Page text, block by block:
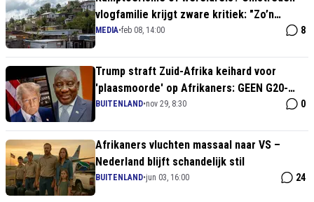
vlogfamilie krijgt zware kritiek: "Zo’n
dieptepunt!"
MEDIA•feb 08, 14:00 8
Trump straft Zuid-Afrika keihard voor
'plaasmoorde' op Afrikaners: GEEN G20-
uitnodiging en geldkraan dicht!
BUITENLAND•nov 29, 8:30 0
Afrikaners vluchten massaal naar VS –
Nederland blijft schandelijk stil
BUITENLAND•jun 03, 16:00 24